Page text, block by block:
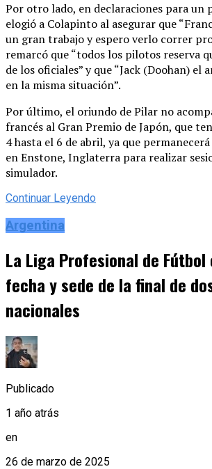
Por otro lado, en declaraciones para un
elogió a Colapinto al asegurar que
un gran trabajo y espero verlo correr
remarcó que “todos los pilotos reserva
de los oficiales” y que “Jack (Doohan) el
en la misma situación”.
Por último, el oriundo de Pilar no
francés al Gran Premio de Japón, que
4 hasta el 6 de abril, ya que
en Enstone, Inglaterra para realizar
simulador.
Continuar Leyendo
Argentina
La Liga Profesional de
fecha y sede de la final de
nacionales
Publicado
1 año atrás
en
26 de marzo de 2025